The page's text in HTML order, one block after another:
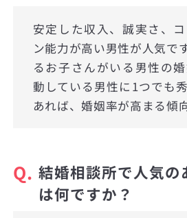
安定した収入、誠実さ、
ン能力が高い男性が人気で
るお子さんがいる男性の
動している男性に1つでも
あれば、婚姻率が高まる傾
Q. 結婚相談所で人気の
は何ですか？